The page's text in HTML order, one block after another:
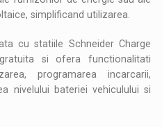
simplificand utilizarea.
cu statiile Schneider Charge
si ofera functionalitati
programarea incarcarii,
nivelului bateriei vehiculului si